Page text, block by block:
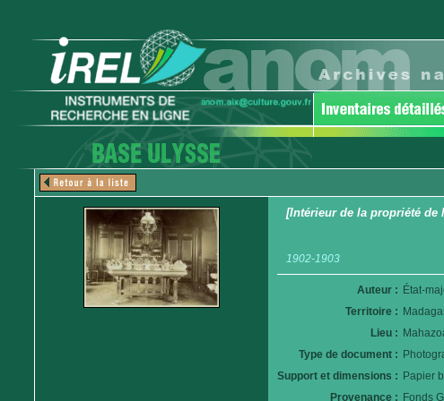
[Intérieur de la propriété de
1902-1903
Auteur : État-
Territoire :
Lieu :
Type de document :
Support et dimensions : Papier
Provenance : Fonds